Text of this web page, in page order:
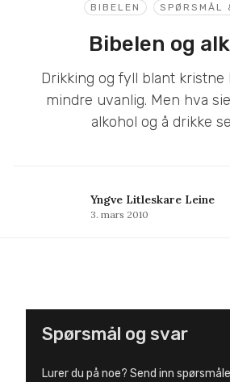
BIBELEN SPØRSMÅL
Bibelen og
Drikking og fyll blant kristne
mindre uvanlig. Men hva
alkohol og å drikke
Yngve Litleskare Leine
3. mars 2010
Spørsmål og svar
Lurer du på noe? Send inn